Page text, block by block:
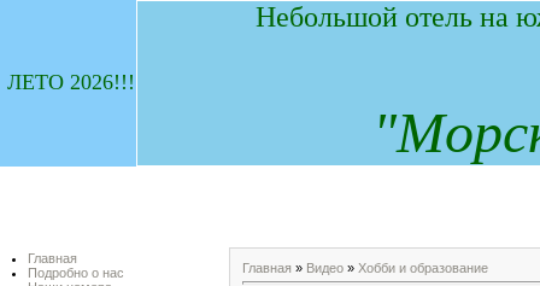
ЛЕТО 2026!!!
Небольшой отель на
"М
Главная
Подробно о нас
Главная » Видео » Хобби и образование